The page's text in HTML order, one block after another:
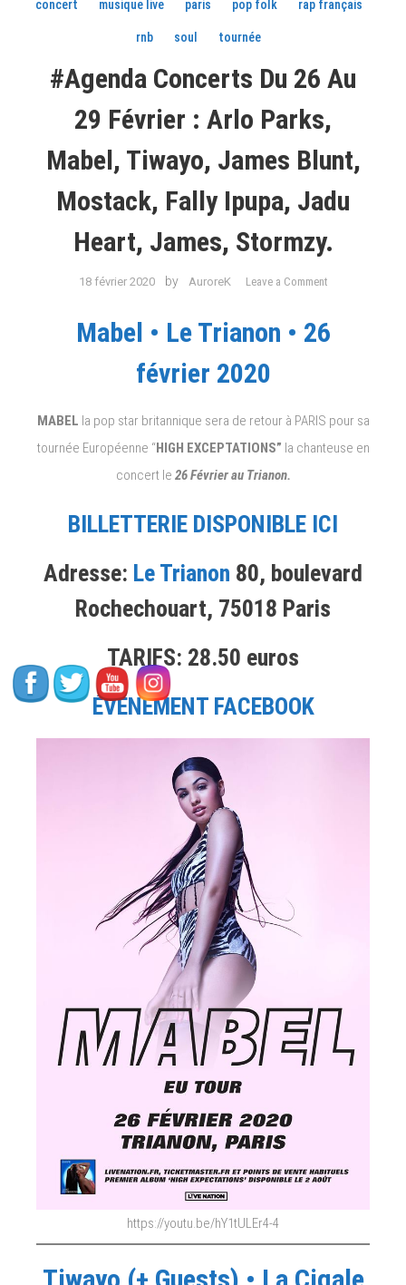
concert musique live paris pop folk rap français
rnb soul tournée
#Agenda Concerts Du 26 Au
29 Février : Arlo Parks,
Mabel, Tiwayo, James Blunt,
Mostack, Fally Ipupa, Jadu
Heart, James, Stormzy.
18 février 2020 by AuroreK Leave a Commenton
Concerts
du
Février
:
Tiwayo,
Blunt,
Fally
Mabel • Le Trianon • 26
février 2020
MABEL la pop star britannique sera de retour à PARIS pour sa
tournée Européenne “HIGH EXCEPTATIONS” la chanteuse en
concert le 26 Février au Trianon.
BILLETTERIE DISPONIBLE ICI
Adresse: Le Trianon 80, boulevard
Rochechouart, 75018 Paris
TARIFS: 28.50 euros
ÉVÉNEMENT FACEBOOK
https://youtu.be/hY1tULEr4-4